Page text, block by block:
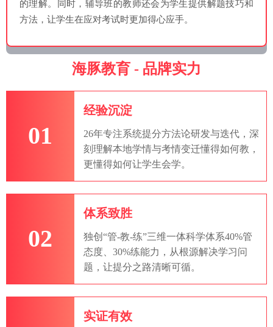
的理解。同时，辅导班的教师还会为学生提供解题技巧和
方法，让学生在应对考试时更加得心应手。
海豚教育 - 品牌实力
01
经验沉淀
26年专注系统提分方法论研发与迭代，深
刻理解本地学情与考情变迁懂得如何教，
更懂得如何让学生会学。
02
体系致胜
独创“管-教-练”三维一体科学体系40%管
态度、30%练能力，从根源解决学习问
题，让提分之路清晰可循。
实证有效